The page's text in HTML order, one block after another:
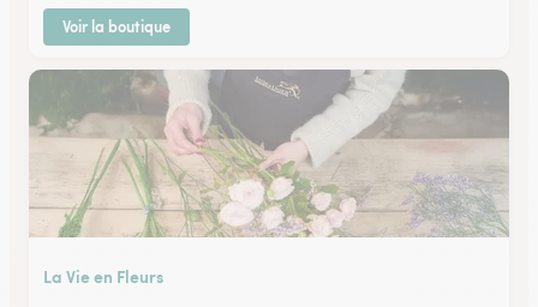
Voir la boutique
La Vie en Fleurs